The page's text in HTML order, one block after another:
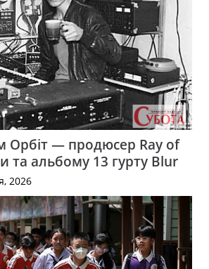
Орбіт — продюсер Ray of
та альбому 13 гурту Blur
2026